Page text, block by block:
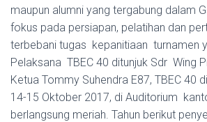
maupun alumni yang tergabung dalam
fokus pada persiapan, pelatihan dan
terbebani tugas kepanitiaan turnamen
Pelaksana TBEC 40 ditunjuk Sdr Wing
Ketua Tommy Suhendra E87, TBEC 40
14-15 Oktober 2017, di Auditorium
berlangsung meriah. Tahun berikut